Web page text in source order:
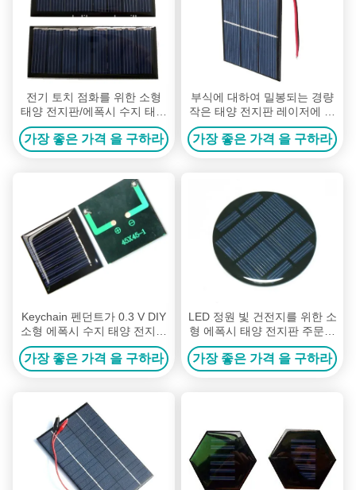
전기 토치 점화를 위한 소형
태양 전지판/에폭시 수지 태양
전지판
가장 좋은 가격 을 구하라
부식에 대하여 밀봉되는 경량
작은 태양 전지판 레이저에 의
하여 삭감되는 정확한 크기
가장 좋은 가격 을 구하라
Keychain 펜던트가 0.3 V DIY
소형 에폭시 수지 태양 전지판
에 의하여 위탁한 LED 점화합
니다
가장 좋은 가격 을 구하라
LED 정원 빛 건전지를 위한 소
형 에폭시 태양 전지판 주문품
크기
가장 좋은 가격 을 구하라